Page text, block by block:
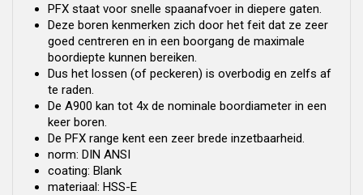
PFX staat voor snelle spaanafvoer in diepere gaten.
Deze boren kenmerken zich door het feit dat ze zeer
goed centreren en in een boorgang de maximale
boordiepte kunnen bereiken.
Dus het lossen (of peckeren) is overbodig en zelfs af
te raden.
De A900 kan tot 4x de nominale boordiameter in een
keer boren.
De PFX range kent een zeer brede inzetbaarheid.
norm: DIN ANSI
coating: Blank
materiaal: HSS-E